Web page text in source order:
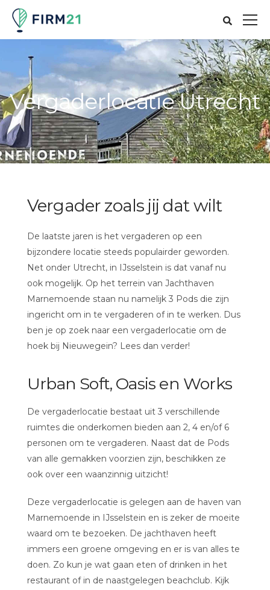
Vergaderlocatie Utrecht
Vergader zoals jij dat wilt
De laatste jaren is het vergaderen op een
bijzondere locatie steeds populairder geworden.
Net onder Utrecht, in IJsselstein is dat vanaf nu
ook mogelijk. Op het terrein van Jachthaven
Marnemoende staan nu namelijk 3 Pods die zijn
ingericht om in te vergaderen of in te werken. Dus
ben je op zoek naar een vergaderlocatie om de
hoek bij Nieuwegein? Lees dan verder!
Urban Soft, Oasis en Works
De vergaderlocatie bestaat uit 3 verschillende
ruimtes die onderkomen bieden aan 2, 4 en/of 6
personen om te vergaderen. Naast dat de Pods
van alle gemakken voorzien zijn, beschikken ze
ook over een waanzinnig uitzicht!
Deze vergaderlocatie is gelegen aan de haven van
Marnemoende in IJsselstein en is zeker de moeite
waard om te bezoeken. De jachthaven heeft
immers een groene omgeving en er is van alles te
doen. Zo kun je wat gaan eten of drinken in het
restaurant of in de naastgelegen beachclub. Kijk